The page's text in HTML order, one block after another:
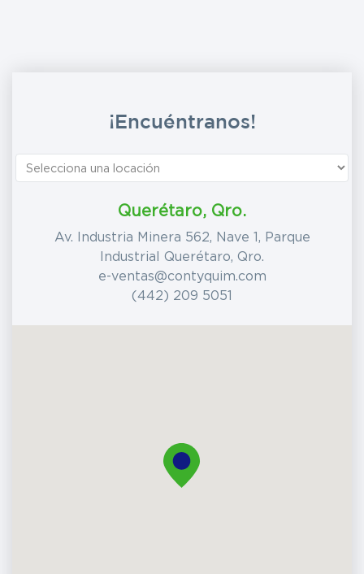
¡Encuéntranos!
Querétaro, Qro.
Av. Industria Minera 562, Nave 1, Parque
Industrial Querétaro, Qro.
e-ventas@contyquim.com
(442) 209 5051